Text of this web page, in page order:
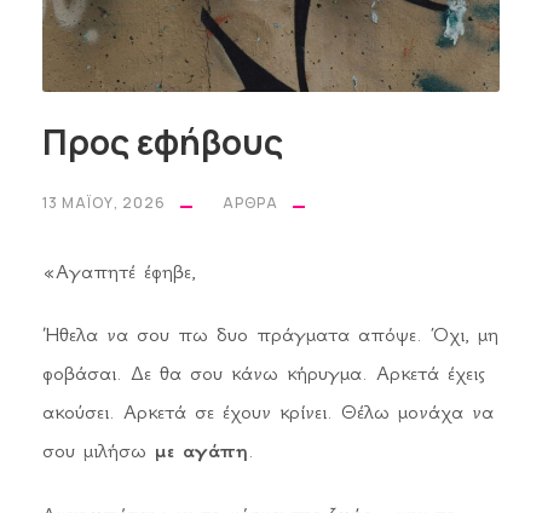
Προς εφήβους
13 ΜΑΪ́ΟΥ, 2026 ΆΡΘΡΑ
«Αγαπητέ έφηβε,
Ήθελα να σου πω δυο πράγματα απόψε. Όχι, μη
φοβάσαι. Δε θα σου κάνω κήρυγμα. Αρκετά έχεις
ακούσει. Αρκετά σε έχουν κρίνει. Θέλω μονάχα να
σου μιλήσω με αγάπη